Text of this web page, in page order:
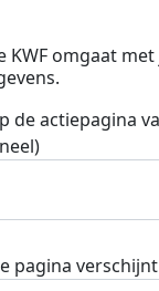
KWF omgaat met
de actiepagina
pagina verschijnt